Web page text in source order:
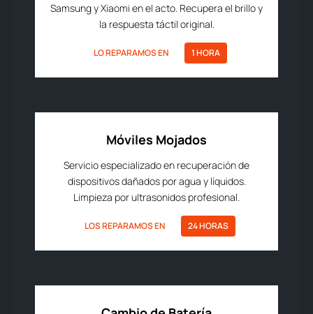
Samsung y Xiaomi en el acto. Recupera el brillo y
la respuesta táctil original.
LO REPARAMOS EN 1 HORA
Móviles Mojados
Servicio especializado en recuperación de
dispositivos dañados por agua y líquidos.
Limpieza por ultrasonidos profesional.
LOS REPARAMOS EN 24 HORAS